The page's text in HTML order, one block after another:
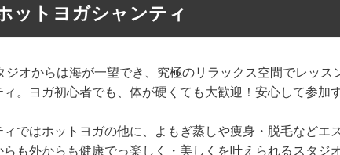
ットヨガシャンティ
ジオからは海が一望でき、究極のリラックス空間でレッス
ィ。ヨガ初心者でも、体が硬くても大歓迎！安心して参加
ィではホットヨガの他に、よもぎ蒸しや痩身・脱毛などエ
らも外からも健康でっ楽しく・美しくを叶えられるスタジ